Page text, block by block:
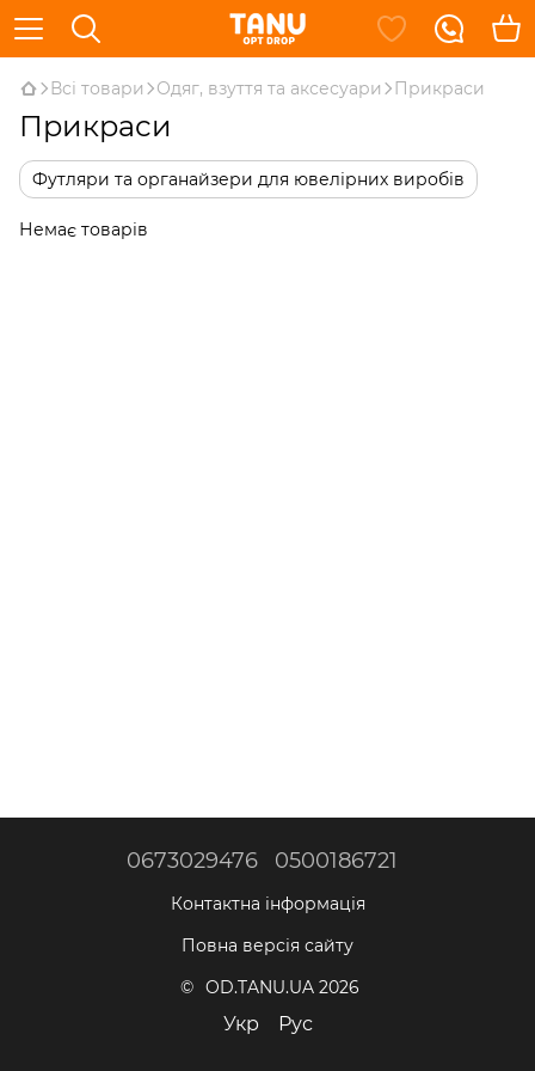
Всі товари Одяг, взуття та аксесуари Прикраси
Прикраси
Футляри та органайзери для ювелірних виробів
Немає товарів
0673029476 0500186721
Контактна інформація
Повна версія сайту
© OD.TANU.UA 2026
Укр Рус